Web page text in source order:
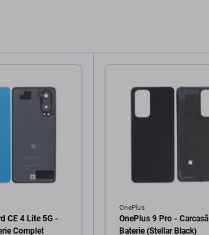
CE 4 Lite 5G -
Complet
OnePlus
OnePlus 9 Pro - Carcasă
Baterie (Stellar Black)